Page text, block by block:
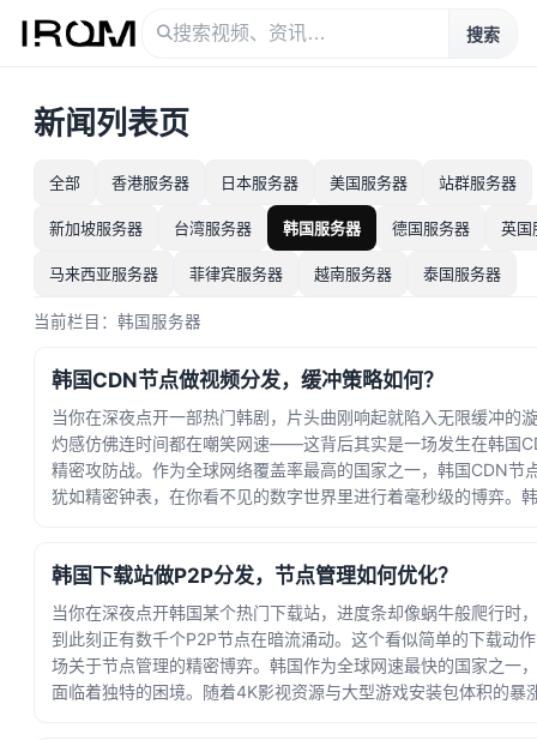
搜索
新闻列表页
全部 香港服务器 日本服务器 美国服务器 站群服务器
新加坡服务器 台湾服务器 韩国服务器 德国服务器 英国
马来西亚服务器 菲律宾服务器 越南服务器 泰国服务器
当前栏目：韩国服务器
韩国CDN节点做视频分发，缓冲策略如何？
当你在深夜点开一部热门韩剧，片头曲刚响起就陷入无限缓冲的
灼感仿佛连时间都在嘲笑网速——这背后其实是一场发生在韩国
精密攻防战。作为全球网络覆盖率最高的国家之一，韩国CDN节
犹如精密钟表，在你看不见的数字世界里进行着毫秒级的博弈。
韩国下载站做P2P分发，节点管理如何优化？
当你在深夜点开韩国某个热门下载站，进度条却像蜗牛般爬行时
到此刻正有数千个P2P节点在暗流涌动。这个看似简单的下载动
场关于节点管理的精密博弈。韩国作为全球网速最快的国家之一
面临着独特的困境。随着4K影视资源与大型游戏安装包体积的暴